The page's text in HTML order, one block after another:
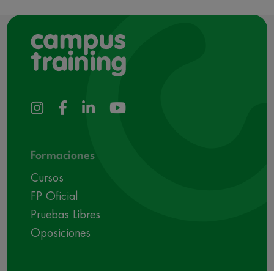
Formaciones
Cursos
FP Oficial
Pruebas Libres
Oposiciones